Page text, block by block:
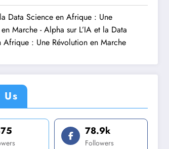
Data Science en Afrique : Une
Marche - Alpha sur L’IA et la Data
Afrique : Une Révolution en Marche
78.9k
Followers